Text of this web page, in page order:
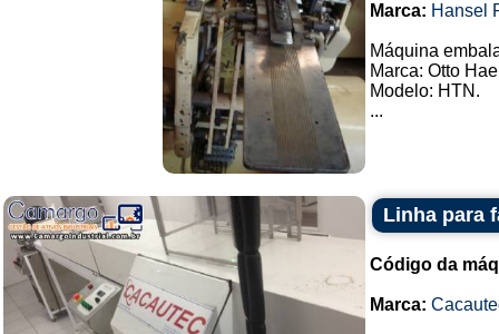
Marca: Hansel
Máquina
Marca: Otto
Modelo: HTN.
...
Linha para
Código da
Marca: